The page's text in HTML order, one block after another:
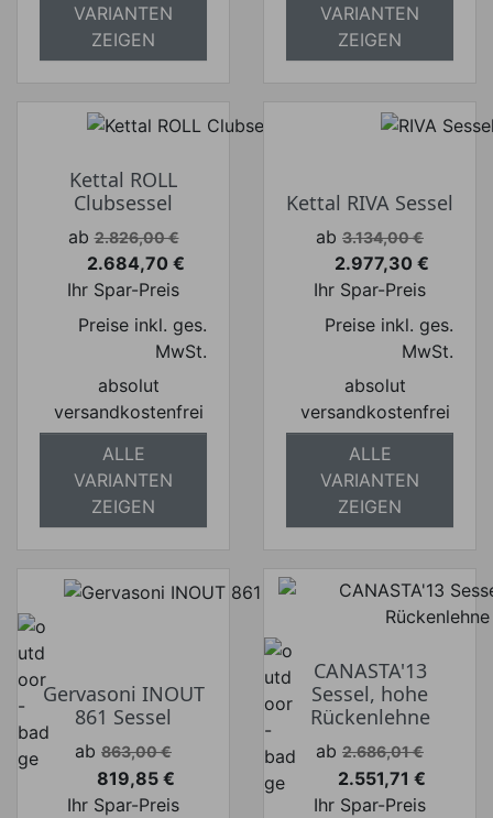
VARIANTEN
ZEIGEN
VARIANTEN
ZEIGEN
Kettal ROLL
Clubsessel
Verkaufspreis
ab 2.826,00 €
Preis
2.684,70 €
Ihr Spar-Preis
Preise inkl. ges.
MwSt.
absolut
versandkostenfrei
ALLE
VARIANTEN
ZEIGEN
Kettal RIVA Sessel
Verkaufspreis
ab 3.134,00 €
Preis
2.977,30 €
Ihr Spar-Preis
Preise inkl. ges.
MwSt.
absolut
versandkostenfrei
ALLE
VARIANTEN
ZEIGEN
Gervasoni INOUT
861 Sessel
Verkaufspreis
ab 863,00 €
Preis
819,85 €
Ihr Spar-Preis
CANASTA'13
Sessel, hohe
Rückenlehne
Verkaufspreis
ab 2.686,01 €
Preis
2.551,71 €
Ihr Spar-Preis